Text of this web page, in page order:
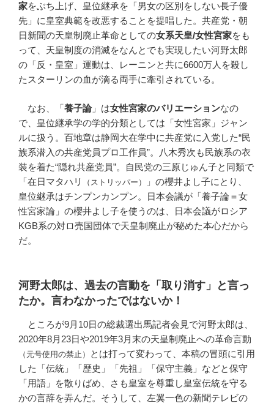
家をぶち上げ、皇位継承を「男女の区別をしない長子優
先」に皇室典範を改悪することを提唱した。共産党・朝
日新聞の天皇制廃止革命としての女系天皇/女性宮家をも
って、天皇制度の消滅をなんとでも実現したい河野太郎
の「反・皇室」運動は、レーニンと共に6600万人を殺し
たスターリンの血が滴る両手に牽引されている。
なお、「養子論」は女性宮家のバリエーションなの
で、皇位継承学の学的分類としては「女性宮家」ジャン
ルに扱う。百地章は静岡大在学中に共産党に入党した“民
族系潜入の共産党員プロ工作員”。八木秀次も民族系の衣
装を着た“隠れ共産党員”。自民党の三原じゅん子と同類で
「在日マタハリ
（ストリッパー）
」の櫻井よし子にとり、
皇位継承はチンプンカンプン。日本会議が「養子論＝女
性宮家論」の櫻井よし子を使うのは、日本会議がロシア
KGB系の対ロ売国団体で天皇制廃止が秘めた本心だから
だ。
河野太郎は、過去の言動を「取り消す」と言っ
たか。言わなかったではないか！
ところが9月10日の総裁選出馬記者会見で河野太郎は、
2020年8月23日や2019年3月末の天皇制廃止への革命言動
（元号使用の禁止）
とは打って変わって、本稿の冒頭に引用
した「伝統」「歴史」「先祖」「保守主義」などと保守
「用語」を散りばめ、さも皇室を尊重し皇室伝統を守る
かの言辞を弄んだ。そうして、左翼一色の新聞テレビの